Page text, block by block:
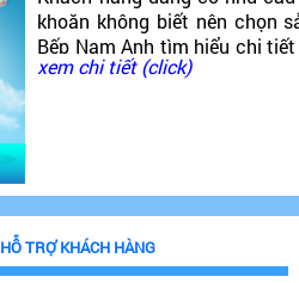
khoăn không biết nên chọn
Bếp Nam Anh tìm hiểu chi
phải chăng, chất lượng cao,
xem chi tiết (click)
HỖ TRỢ KHÁCH HÀNG